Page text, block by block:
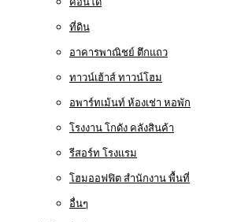
ที่ดิน
อาคารพาณิชย์ ตึกแถว
ทาวน์เฮ้าส์ ทาวน์โฮม
อพาร์ทเม้นท์ ห้องเช่า หอพัก
โรงงาน โกดัง คลังสินค้า
รีสอร์ท โรงแรม
โฮมออฟฟิต สำนักงาน พื้นที่
อื่นๆ